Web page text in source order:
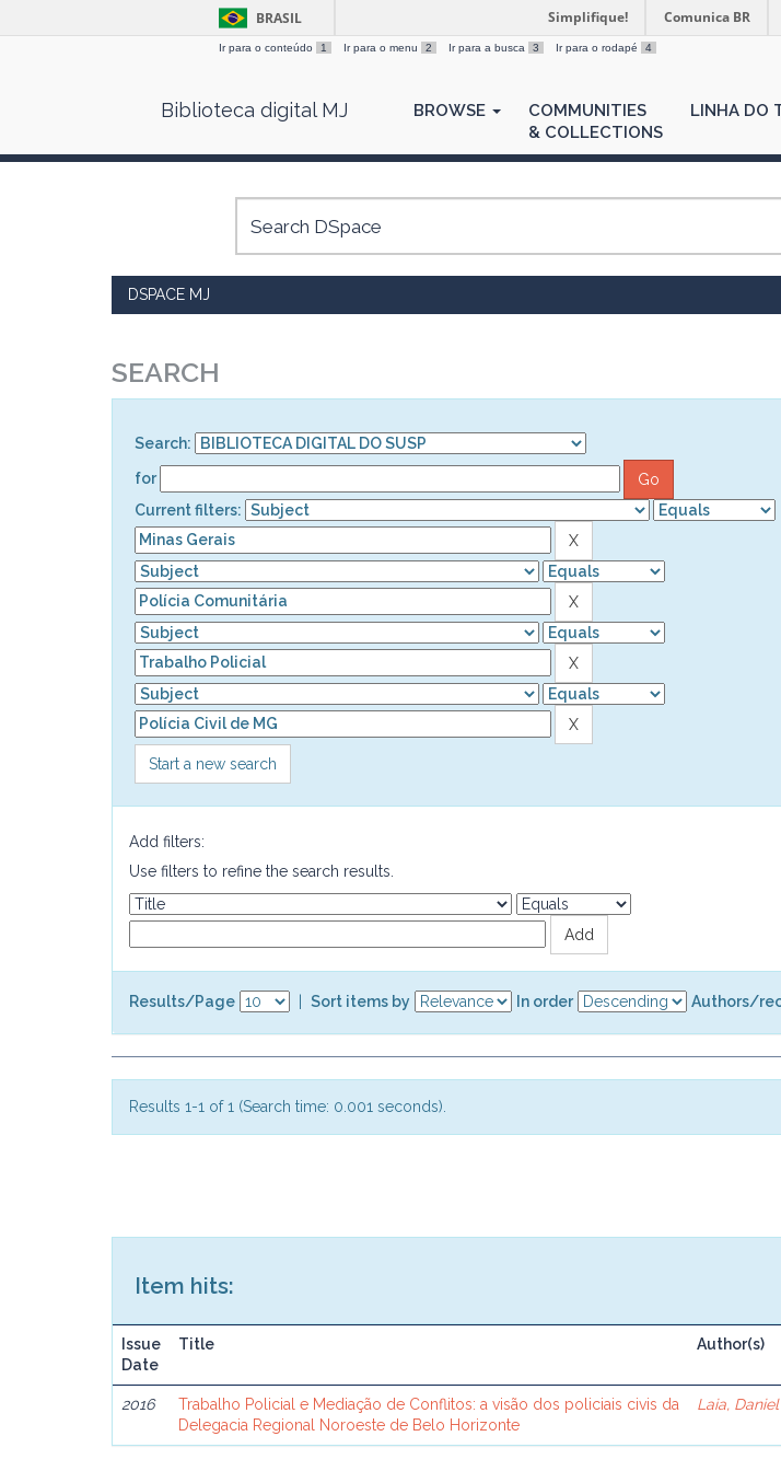
BRASIL Simplifique! Comunica BR
Ir para o conteúdo 1 Ir para o menu 2 Ir para a busca 3 Ir para o rodapé 4
Biblioteca digital MJ BROWSE
COMMUNITIES
& COLLECTIONS
LINHA DO
DSPACE MJ
SEARCH
Search:
for
Current filters:
Start a new search
Add filters:
Use filters to refine the search results.
Results/Page Sort items by In order Authors/
Results 1-1 of 1 (Search time: 0.001 seconds).
Item hits:
Issue
Date
Title Author(s)
2016
Trabalho Policial e Mediação de Conflitos: a visão dos policiais civis da
Delegacia Regional Noroeste de Belo Horizonte
Laia,